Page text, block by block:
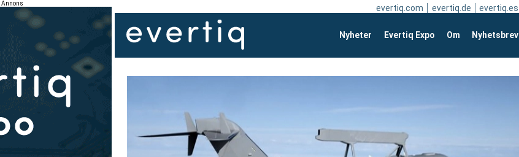
Annons evertiq.com evertiq.de evertiq.es
Nyheter Evertiq Expo Om Nyhetsbrev